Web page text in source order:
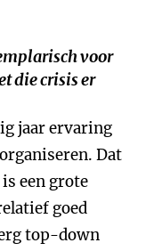
voor
die crisis er
jaar ervaring
Dat
een grote
goed
top-down